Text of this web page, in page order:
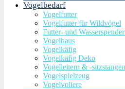
Vogelbedarf
Vogelfutter
Vogelfutter für Wildvögel
Futter- und
Vogelhaus
Vogelkäfig
Vogelkäfig Deko
Vogelleitern & -sitzstangen
Vogelspielzeug
Vogelvoliere